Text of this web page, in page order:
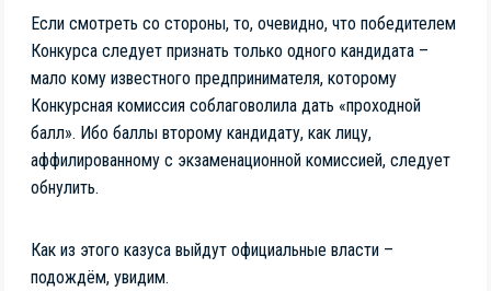
Если смотреть со стороны, то, очевидно, что победителем
Конкурса следует признать только одного кандидата –
мало кому известного предпринимателя, которому
Конкурсная комиссия соблаговолила дать «проходной
балл». Ибо баллы второму кандидату, как лицу,
аффилированному с экзаменационной комиссией, следует
обнулить.
Как из этого казуса выйдут официальные власти –
подождём, увидим.